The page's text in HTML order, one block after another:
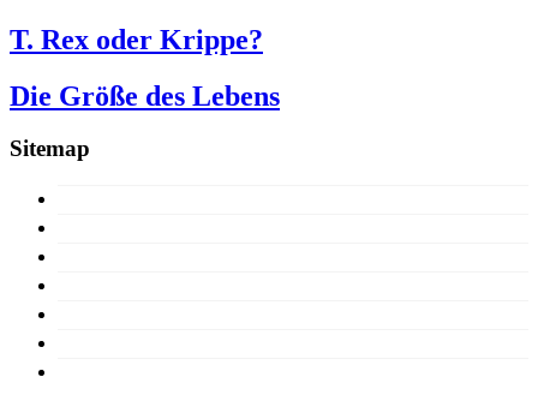
T. Rex oder Krippe?
Die Größe des Lebens
Sitemap